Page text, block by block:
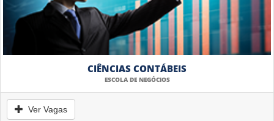
CIÊNCIAS CONTÁBEIS
ESCOLA DE NEGÓCIOS
Ver Vagas